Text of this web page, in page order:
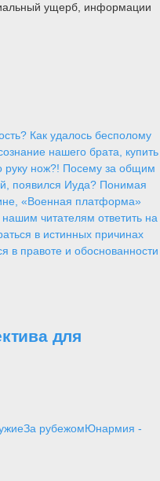
ущерб, информации
Как удалось бесполому
нашего брата, купить
руку нож?! Посему за общим
появился Иуда? Понимая
«Военная платформа»
читателям ответить на
в истинных причинах
в правоте и обоснованности
для
За рубежомЮнармия -